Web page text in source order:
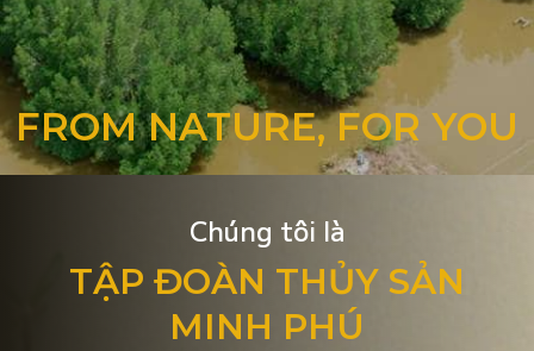
FROM NATURE, FOR YOU
Chúng tôi là
TẬP ĐOÀN THỦY SẢN
MINH PHÚ